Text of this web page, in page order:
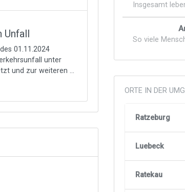
Unfall
01.11.2024
unter
und zur weiteren ...
Insgesamt
So viele
ORTE IN DER
Ratzeburg
Luebeck
Ratekau